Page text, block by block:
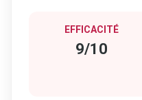
EFFICACITÉ
9/10